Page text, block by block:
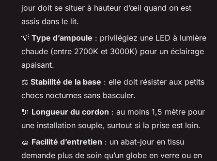
jour doit se situer à hauteur d’œil quand on est
assis dans le lit.
💡 Type d’ampoule : privilégiez une LED à lumière
chaude (entre 2700K et 3000K) pour un éclairage
apaisant.
⚖️ Stabilité de la base : elle doit résister aux petits
chocs nocturnes sans basculer.
🔌 Longueur du cordon : au moins 1,5 mètre pour
une installation souple, surtout si la prise est loin.
🧽 Facilité d’entretien : un abat-jour en tissu
demande plus de soin qu’un globe en verre ou en